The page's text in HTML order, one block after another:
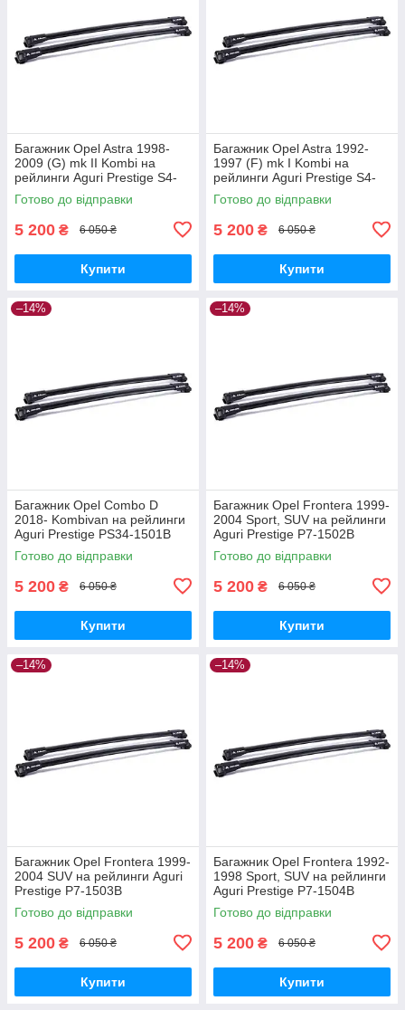
Багажник Opel Astra 1998-
2009 (G) mk II Kombi на
рейлинги Aguri Prestige S4-
1499B
Готово до відправки
5 200 ₴ 6 050 ₴
Купити
Багажник Opel Astra 1992-
1997 (F) mk I Kombi на
рейлинги Aguri Prestige S4-
1500B
Готово до відправки
5 200 ₴ 6 050 ₴
Купити
–14%
Багажник Opel Combo D
2018- Kombivan на рейлинги
Aguri Prestige PS34-1501B
Готово до відправки
5 200 ₴ 6 050 ₴
Купити
–14%
Багажник Opel Frontera 1999-
2004 Sport, SUV на рейлинги
Aguri Prestige P7-1502B
Готово до відправки
5 200 ₴ 6 050 ₴
Купити
–14%
Багажник Opel Frontera 1999-
2004 SUV на рейлинги Aguri
Prestige P7-1503B
Готово до відправки
5 200 ₴ 6 050 ₴
Купити
–14%
Багажник Opel Frontera 1992-
1998 Sport, SUV на рейлинги
Aguri Prestige P7-1504B
Готово до відправки
5 200 ₴ 6 050 ₴
Купити